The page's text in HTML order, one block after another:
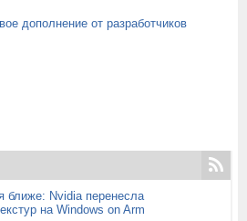
дополнение от разработчиков
ближе: Nvidia перенесла
на Windows on Arm